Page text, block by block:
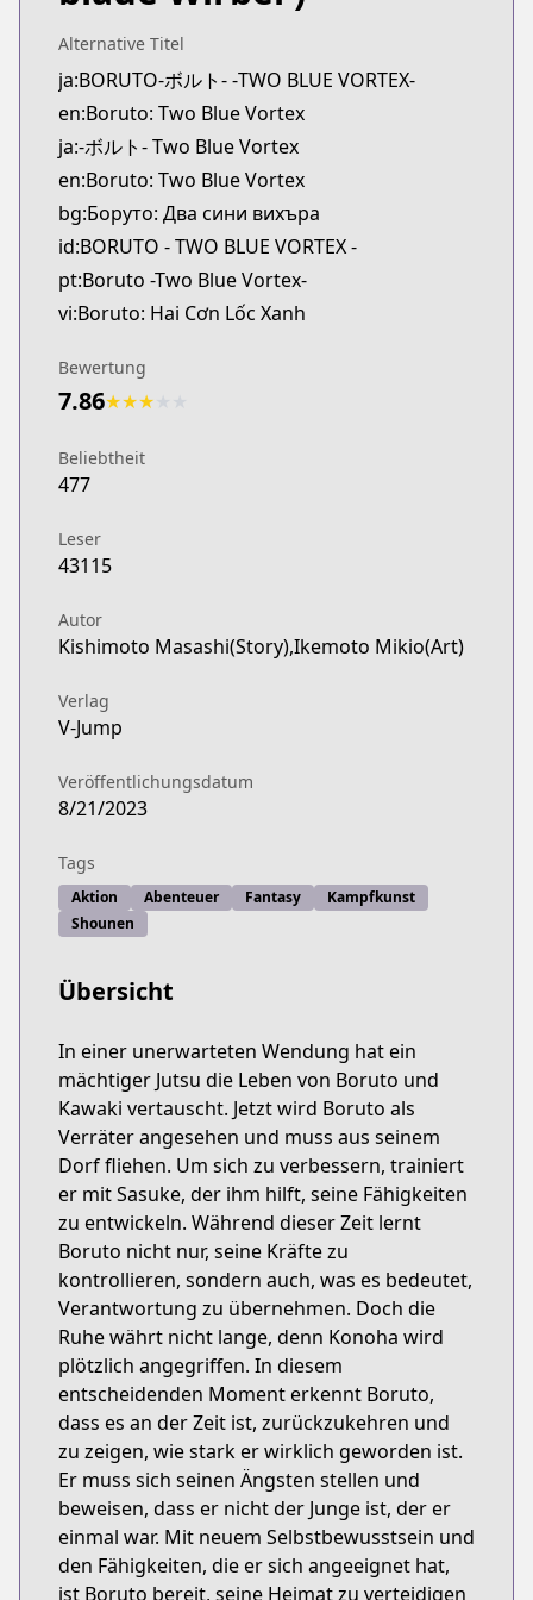
https://www.mangaupdates.com/
Book☆Walker
Book☆Walker
Official English
Official English
https://mangaplus.shueisha.co.jp/titles/100269
Alternative Titel
ja:BORUTO-ボルト- -TWO BLUE VORTEX-
en:Boruto: Two Blue Vortex
ja:-ボルト- Two Blue Vortex
en:Boruto: Two Blue Vortex
bg:Боруто: Два сини вихъра
id:BORUTO - TWO BLUE VORTEX -
pt:Boruto -Two Blue Vortex-
vi:Boruto: Hai Cơn Lốc Xanh
Bewertung
7.86★★★
Beliebtheit
477
Leser
43115
Autor
Kishimoto Masashi(Story),Ikemoto Mikio(Art)
Verlag
V-Jump
Veröffentlichungsdatum
8/21/2023
Tags
Aktion Abenteuer Fantasy
Kampfkunst
Shounen
Übersicht
In einer unerwarteten Wendung hat ein
mächtiger Jutsu die Leben von Boruto und
Kawaki vertauscht. Jetzt wird Boruto als
Verräter angesehen und muss aus seinem
Dorf fliehen. Um sich zu verbessern, trainiert
er mit Sasuke, der ihm hilft, seine Fähigkeiten
zu entwickeln. Während dieser Zeit lernt
Boruto nicht nur, seine Kräfte zu
kontrollieren, sondern auch, was es bedeutet,
Verantwortung zu übernehmen. Doch die
Ruhe währt nicht lange, denn Konoha wird
plötzlich angegriffen. In diesem
entscheidenden Moment erkennt Boruto,
dass es an der Zeit ist, zurückzukehren und
zu zeigen, wie stark er wirklich geworden ist.
Er muss sich seinen Ängsten stellen und
beweisen, dass er nicht der Junge ist, der er
einmal war. Mit neuem Selbstbewusstsein und
den Fähigkeiten, die er sich angeeignet hat,
ist Boruto bereit, seine Heimat zu verteidigen